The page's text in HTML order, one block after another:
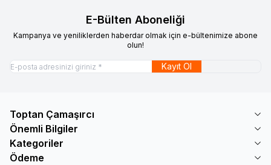
E-Bülten Aboneliği
Kampanya ve yeniliklerden haberdar olmak için e-bültenimize abone
olun!
Kayıt Ol
Toptan Çamaşırcı
Önemli Bilgiler
Kategoriler
Ödeme